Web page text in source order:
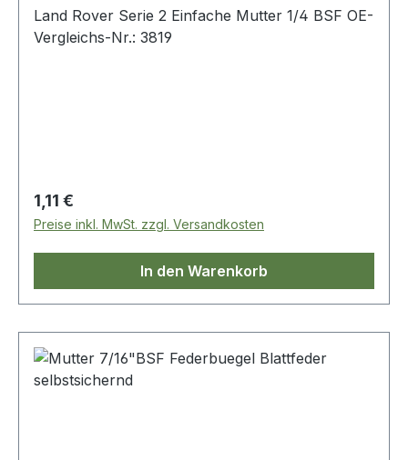
Land Rover Serie 2 Einfache Mutter 1/4 BSF OE-
Vergleichs-Nr.: 3819
Regulärer Preis:
1,11 €
Preise inkl. MwSt. zzgl. Versandkosten
In den Warenkorb